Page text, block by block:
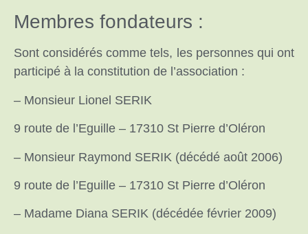
Membres fondateurs :
Sont considérés comme tels, les personnes qui ont
participé à la constitution de l’association :
– Monsieur Lionel SERIK
9 route de l’Eguille – 17310 St Pierre d’Oléron
– Monsieur Raymond SERIK (décédé août 2006)
9 route de l’Eguille – 17310 St Pierre d’Oléron
– Madame Diana SERIK (décédée février 2009)